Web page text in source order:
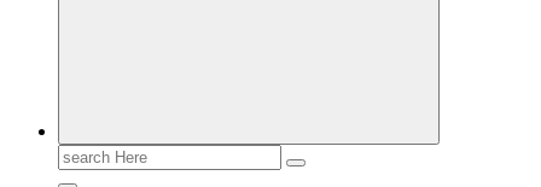
Search
for: